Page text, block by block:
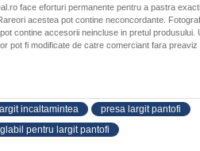
face eforturi permanente pentru a pastra
acestea pot contine neconcordante.
contine accesorii neincluse in pretul produsului.
pot fi modificate de catre comerciant fara
incaltamintea
presa largit pantofi
pentru largit pantofi